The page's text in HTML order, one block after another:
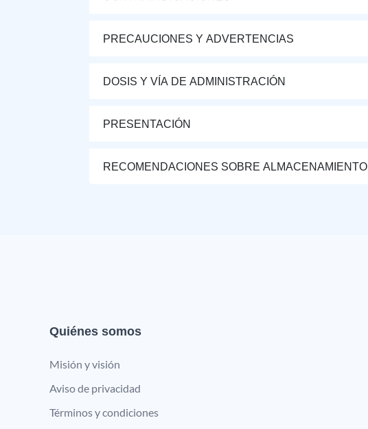
PRECAUCIONES Y ADVERTENCIAS
DOSIS Y VÍA DE ADMINISTRACIÓN
PRESENTACIÓN
RECOMENDACIONES SOBRE ALMACENAMIENTO
Quiénes somos
Misión y visión
Aviso de privacidad
Términos y condiciones